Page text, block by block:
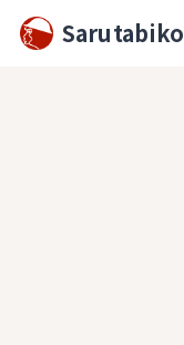
Sarutabiko